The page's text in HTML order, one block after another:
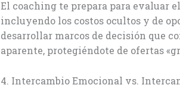
El coaching te prepara para evaluar
incluyendo los costos ocultos y de
desarrollar marcos de decisión que
aparente, protegiéndote de ofertas
4. Intercambio Emocional vs.